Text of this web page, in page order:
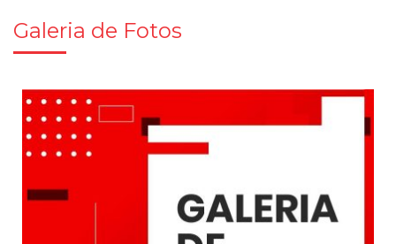
Galeria de Fotos